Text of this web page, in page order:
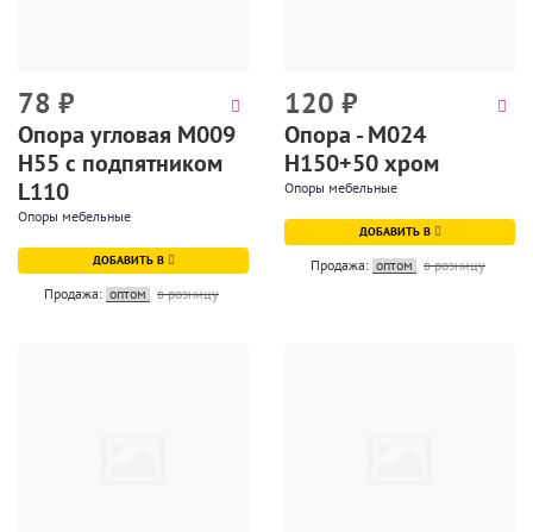
78 ₽
Опора угловая М009
Н55 с подпятником
L110
Опоры мебельные
ДОБАВИТЬ В
Продажа: оптом в розницу
120 ₽
Опора - М024
Н150+50 хром
Опоры мебельные
ДОБАВИТЬ В
Продажа: оптом в розницу